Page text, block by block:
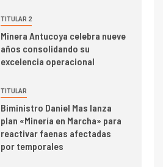
I+D
Estudio revela cómo el precio
del cobre y educación superior
se relacionan en zonas
I+D
BHP proyecta producción de
cobre cercana a 2 millones de
toneladas tras récord en
Escondida
TITULAR 2
Minera Antucoya celebra nueve
años consolidando su
excelencia operacional
TITULAR
Biministro Daniel Mas lanza
plan «Minería en Marcha» para
reactivar faenas afectadas
por temporales